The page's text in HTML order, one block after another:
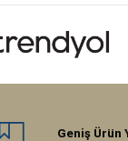
Geniş Ürün